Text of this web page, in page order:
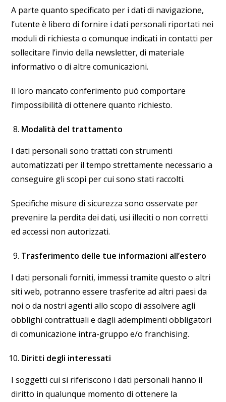
A parte quanto specificato per i dati di navigazione,
l’utente è libero di fornire i dati personali riportati nei
moduli di richiesta o comunque indicati in contatti per
sollecitare l’invio della newsletter, di materiale
informativo o di altre comunicazioni.
Il loro mancato conferimento può comportare
l’impossibilità di ottenere quanto richiesto.
Modalità del trattamento
I dati personali sono trattati con strumenti
automatizzati per il tempo strettamente necessario a
conseguire gli scopi per cui sono stati raccolti.
Specifiche misure di sicurezza sono osservate per
prevenire la perdita dei dati, usi illeciti o non corretti
ed accessi non autorizzati.
Trasferimento delle tue informazioni all’estero
I dati personali forniti, immessi tramite questo o altri
siti web, potranno essere trasferite ad altri paesi da
noi o da nostri agenti allo scopo di assolvere agli
obblighi contrattuali e dagli adempimenti obbligatori
di comunicazione intra-gruppo e/o franchising.
Diritti degli interessati
I soggetti cui si riferiscono i dati personali hanno il
diritto in qualunque momento di ottenere la